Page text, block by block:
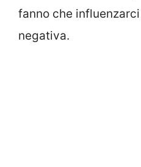
fanno che
negativa.